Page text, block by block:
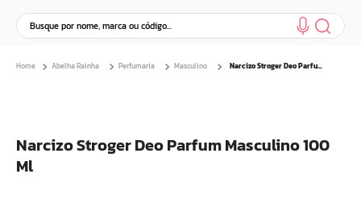
Busque por nome, marca ou código...
Abelha Rainha Perfumaria Masculino Narcizo Stroger Deo Parfum Masculino 100 Ml
Narcizo Stroger Deo Parfum Masculino 100
Ml
4º
bom medico
5